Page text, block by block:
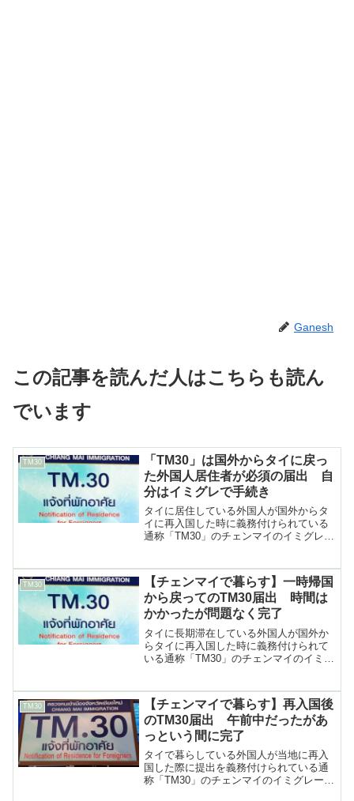
Ganesh
この記事を読んだ人はこちらも読ん
でいます
TM30
「TM30」は国外からタイに戻っ
た外国人居住者が必須の届出 自
分はイミグレで手続き
タイに居住している外国人が国外からタ
イに再入国した時に義務付けられている
通称「TM30」のチェンマイのイミグレー
TM30
【チェンマイで暮らす】一時帰国
から戻ってのTM30届出 時間は
かかったが問題なく完了
タイに長期滞在している外国人が国外か
らタイに再入国した時に義務付けられて
いる通称「TM30」のチェンマイのイミグ
TM30
【チェンマイで暮らす】再入国後
のTM30届出 午前中だったがあ
っという間に完了
タイで暮らしている外国人が当地に再入
国した際に提出を義務付けられている通
称「TM30」のチェンマイのイミグレーシ